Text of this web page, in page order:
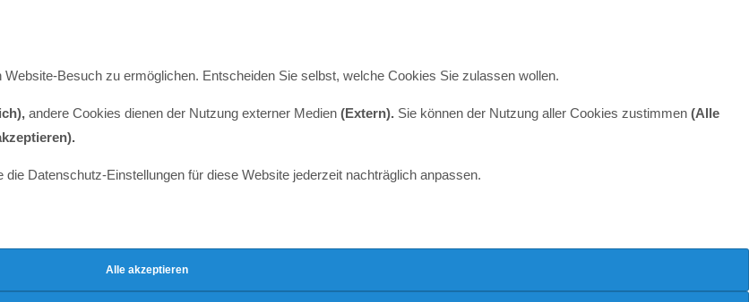
Besuch zu ermöglichen. Entscheiden Sie selbst, welche Cookies Sie zulassen wollen.
andere Cookies dienen der Nutzung externer Medien (Extern). Sie können der Nutzung aller Cookies zustimmen (Alle
die Datenschutz-Einstellungen für diese Website jederzeit nachträglich anpassen.